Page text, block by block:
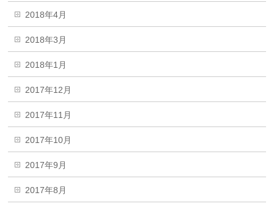
2018年4月
2018年3月
2018年1月
2017年12月
2017年11月
2017年10月
2017年9月
2017年8月